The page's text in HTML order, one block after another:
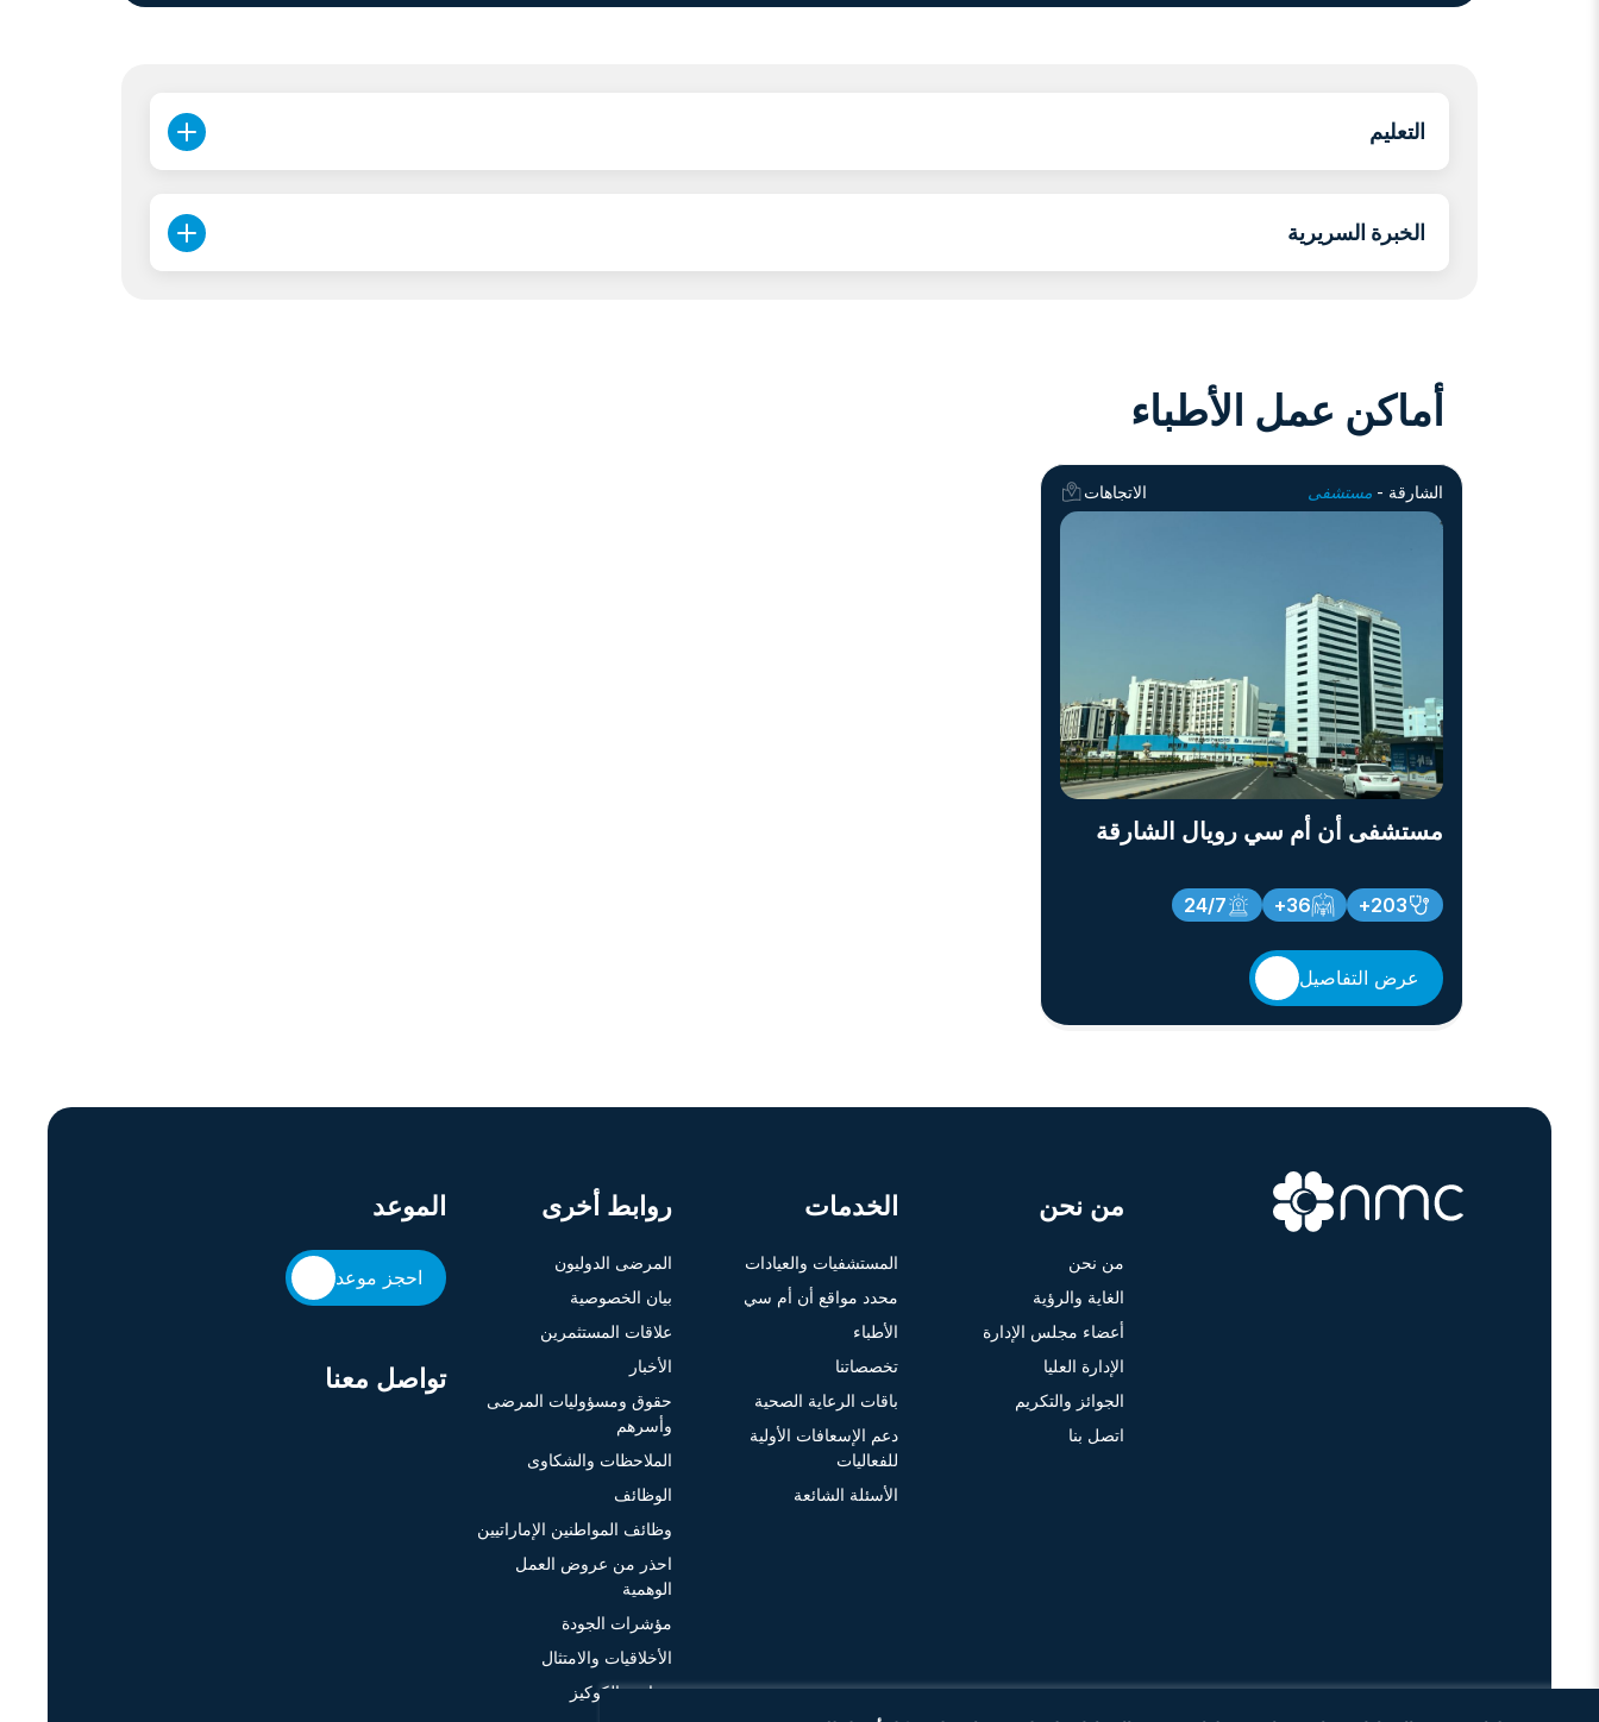
التعليم
الخبرة السريرية
أماكن عمل الأطباء
الشارقة - مستشفى الاتجاهات
مستشفى أن أم سي رويال الشارقة
203+
36+
24/7
عرض التفاصيل
من نحن
من نحن
الغاية والرؤية
أعضاء مجلس الإدارة
الإدارة العليا
الجوائز والتكريم
اتصل بنا
الخدمات
المستشفيات والعيادات
محدد مواقع أن أم سي
الأطباء
تخصصاتنا
باقات الرعاية الصحية
دعم الإسعافات الأولية
للفعاليات
الأسئلة الشائعة
روابط أخرى
المرضى الدوليون
بيان الخصوصية
علاقات المستثمرين
الأخبار
حقوق ومسؤوليات المرضى
وأسرهم
الملاحظات والشكاوى
الوظائف
وظائف المواطنين الإماراتيين
احذر من عروض العمل
الوهمية
مؤشرات الجودة
الأخلاقيات والامتثال
سياسة الكوكيز
الموعد
احجز موعد
تواصل معنا